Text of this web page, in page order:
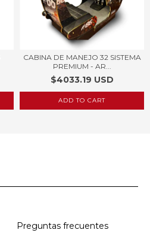
CABINA DE MANEJO 32 SISTEMA
PREMIUM - AR...
$4033.19 USD
Preguntas frecuentes